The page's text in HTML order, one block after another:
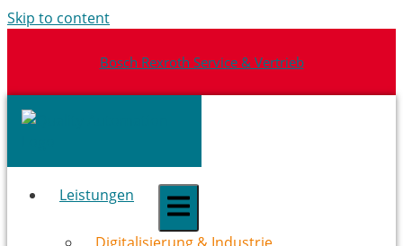
Skip to content
Bosch Rexroth Service & Vertrieb
Leistungen
Digitalisierung & ­Industrie